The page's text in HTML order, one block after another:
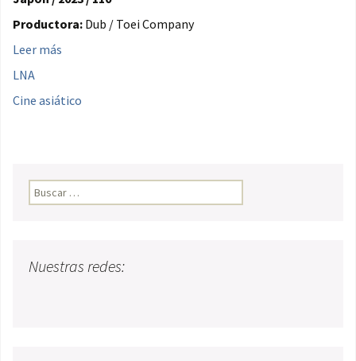
Productora: Dub / Toei Company
Leer más
LNA
Cine asiático
Buscar:
Nuestras redes: